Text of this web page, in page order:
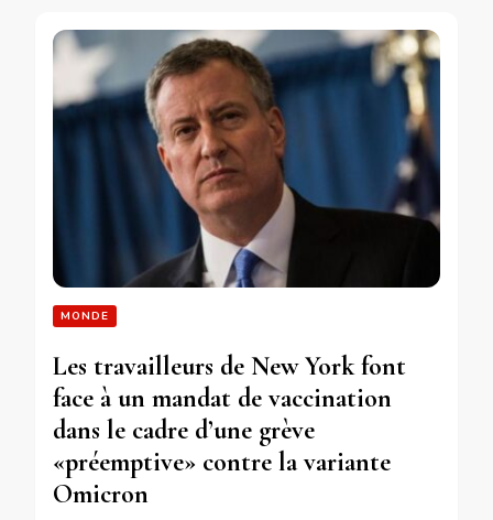
MONDE
Les travailleurs de New York font
face à un mandat de vaccination
dans le cadre d’une grève
«préemptive» contre la variante
Omicron